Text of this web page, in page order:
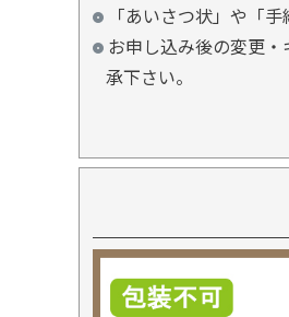
「あいさつ状」や「
お申し込み後の変更
承下さい。